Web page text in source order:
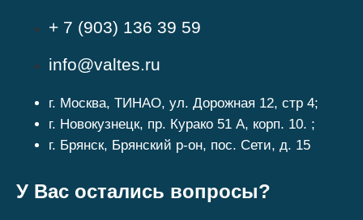
+ 7 (903) 136 39 59
info@valtes.ru
г. Москва, ТИНАО, ул. Дорожная 12, стр 4;
г. Новокузнецк, пр. Курако 51 А, корп. 10. ;
г. Брянск, Брянский р-он, пос. Сети, д. 15
У Вас остались вопросы?